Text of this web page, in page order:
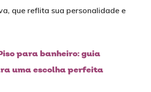
que reflita sua personalidade e
para banheiro: guia
uma escolha perfeita